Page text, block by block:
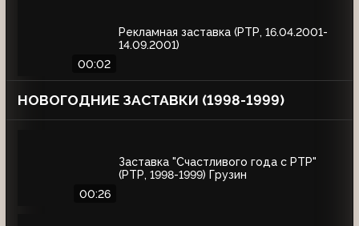
00:02
Рекламная заставка (РТР, 16.04.2001-
14.09.2001)
НОВОГОДНИЕ ЗАСТАВКИ (1998-1999)
00:26
Заставка "Счастливого года с РТР"
(РТР, 1998-1999) Грузин